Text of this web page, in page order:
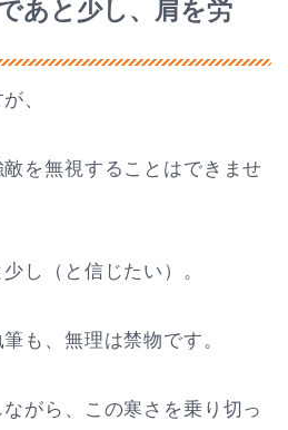
あと少し、肩を労
、
を無視することはできませ
し（と信じたい）。
も、無理は禁物です。
ながら、この寒さを乗り切っ